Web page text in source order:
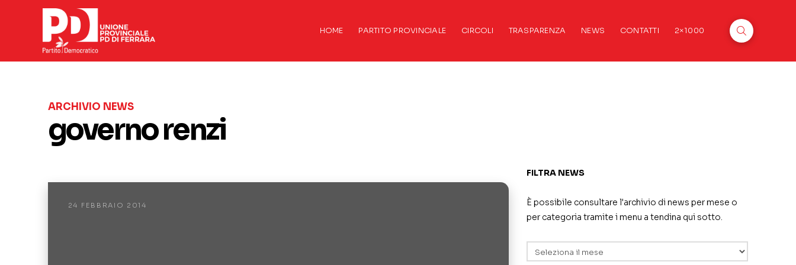
HOME PARTITO PROVINCIALE CIRCOLI TRASPARENZA NEWS CONTATTI 2×1000
ARCHIVIO NEWS
governo renzi
24 FEBBRAIO 2014
FILTRA NEWS
È possibile consultare l'archivio di news per mese o
per categoria tramite i menu a tendina qui sotto.
Archivi